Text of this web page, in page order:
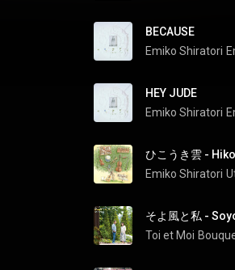
BECAUSE
Emiko Shiratori
HEY JUDE
Emiko Shiratori
ひこうき雲 -
Emiko Shiratori
そよ風と私 -
Toi et Moi